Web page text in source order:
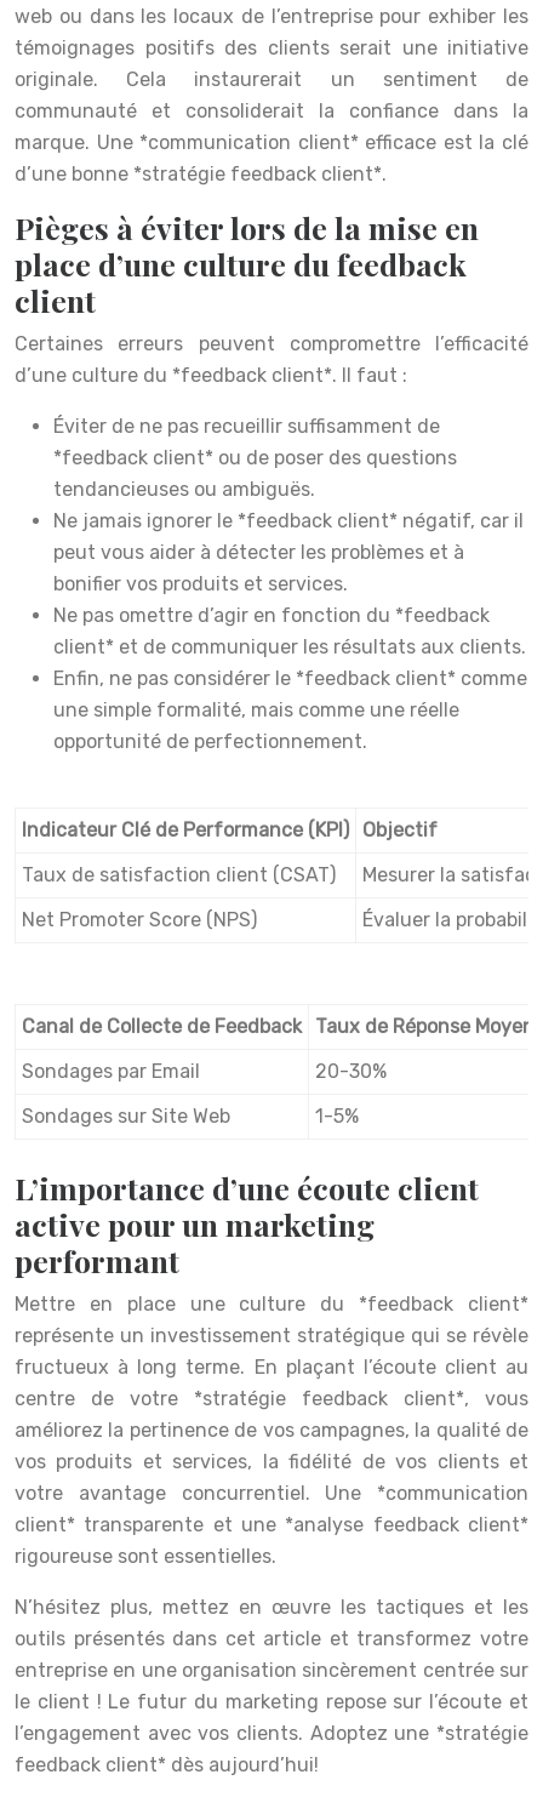
web ou dans les locaux de l’entreprise pour exhiber les
témoignages positifs des clients serait une initiative
originale. Cela instaurerait un sentiment de
communauté et consoliderait la confiance dans la
marque. Une *communication client* efficace est la clé
d’une bonne *stratégie feedback client*.
Pièges à éviter lors de la mise en
place d’une culture du feedback
client
Certaines erreurs peuvent compromettre l’efficacité
d’une culture du *feedback client*. Il faut :
Éviter de ne pas recueillir suffisamment de
*feedback client* ou de poser des questions
tendancieuses ou ambiguës.
Ne jamais ignorer le *feedback client* négatif, car il
peut vous aider à détecter les problèmes et à
bonifier vos produits et services.
Ne pas omettre d’agir en fonction du *feedback
client* et de communiquer les résultats aux clients.
Enfin, ne pas considérer le *feedback client* comme
une simple formalité, mais comme une réelle
opportunité de perfectionnement.
Indicateur Clé de Performance (KPI)
Objectif
Taux de satisfaction client (CSAT)
Mesurer la
Net Promoter Score (NPS)
Évaluer la
Canal de Collecte de Feedback
Taux de Réponse Moyen
Sondages par Email
20-30%
Sondages sur Site Web
1-5%
L’importance d’une écoute client
active pour un marketing
performant
Mettre en place une culture du *feedback client*
représente un investissement stratégique qui se révèle
fructueux à long terme. En plaçant l’écoute client au
centre de votre *stratégie feedback client*, vous
améliorez la pertinence de vos campagnes, la qualité de
vos produits et services, la fidélité de vos clients et
votre avantage concurrentiel. Une *communication
client* transparente et une *analyse feedback client*
rigoureuse sont essentielles.
N’hésitez plus, mettez en œuvre les tactiques et les
outils présentés dans cet article et transformez votre
entreprise en une organisation sincèrement centrée sur
le client ! Le futur du marketing repose sur l’écoute et
l’engagement avec vos clients. Adoptez une *stratégie
feedback client* dès aujourd’hui!